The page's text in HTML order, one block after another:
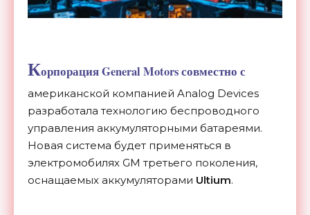
Корпорация General Motors совместно с
американской компанией Analog Devices
разработала технологию беспроводного
управления аккумуляторными батареями.
Новая система будет применяться в
электромобилях GM третьего поколения,
оснащаемых аккумуляторами Ultium.